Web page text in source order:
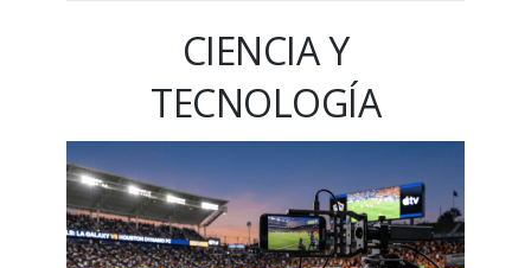
CIENCIA Y
TECNOLOGÍA